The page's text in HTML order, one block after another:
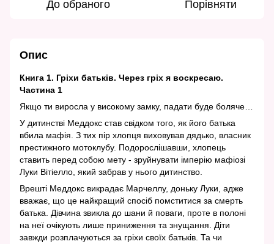
До обраного Порівняти
Опис
Книга 1. Гріхи батьків. Через гріх я воскресаю.
Частина 1
Якщо ти виросла у високому замку, падати буде боляче…
У дитинстві Меддокс став свідком того, як його батька
вбила мафія. З тих пір хлопця виховував дядько, власник
престижного мотоклубу. Подорослішавши, хлопець
ставить перед собою мету - зруйнувати імперію мафіозі
Луки Вітіелло, який забрав у нього дитинство.
Врешті Меддокс викрадає Марчеллу, доньку Луки, адже
вважає, що це найкращий спосіб помститися за смерть
батька. Дівчина звикла до шани й поваги, проте в полоні
на неї очікують лише приниження та знущання. Діти
завжди розплачуються за гріхи своїх батьків. Та чи